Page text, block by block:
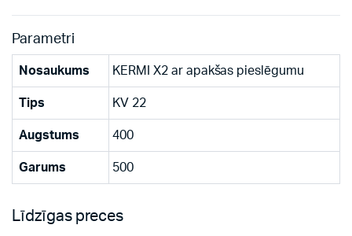
Parametri
Nosaukums KERMI X2 ar apakšas pieslēgumu
Tips KV 22
Augstums 400
Garums 500
Līdzīgas preces